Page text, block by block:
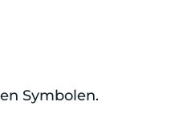
Symbolen.